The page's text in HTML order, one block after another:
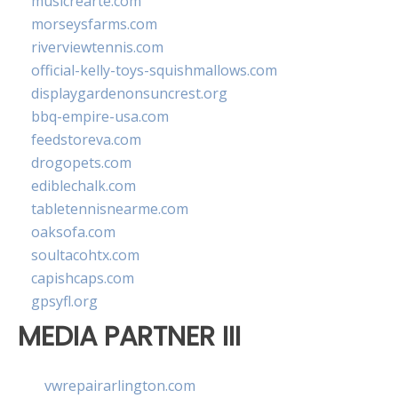
morseysfarms.com
riverviewtennis.com
official-kelly-toys-squishmallows.com
displaygardenonsuncrest.org
bbq-empire-usa.com
feedstoreva.com
drogopets.com
ediblechalk.com
tabletennisnearme.com
oaksofa.com
soultacohtx.com
capishcaps.com
gpsyfl.org
MEDIA PARTNER III
vwrepairarlington.com